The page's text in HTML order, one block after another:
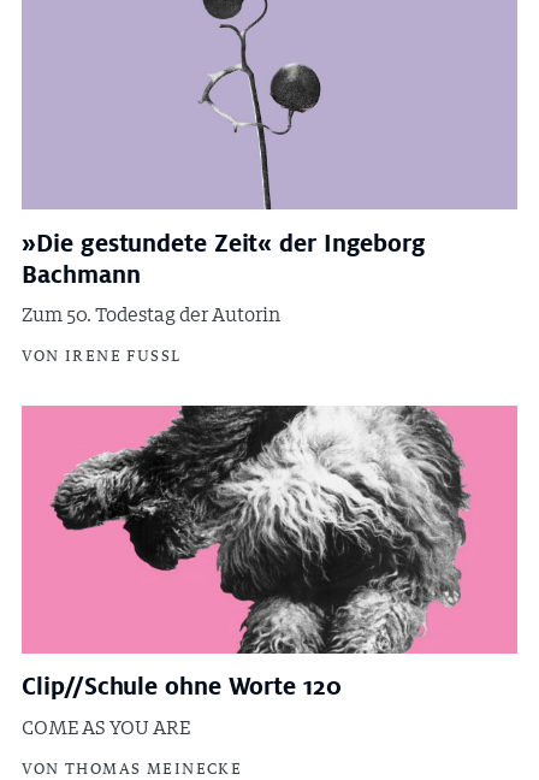
»Die gestundete Zeit« der Ingeborg
Bachmann
Zum 50. Todestag der Autorin
VON IRENE FUSSL
Clip//Schule ohne Worte 120
COME AS YOU ARE
VON THOMAS MEINECKE